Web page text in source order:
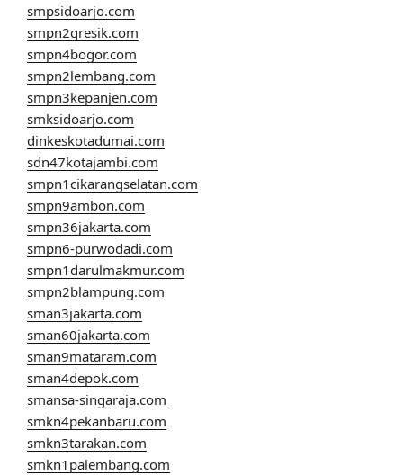
smpsidoarjo.com
smpn2gresik.com
smpn4bogor.com
smpn2lembang.com
smpn3kepanjen.com
smksidoarjo.com
dinkeskotadumai.com
sdn47kotajambi.com
smpn1cikarangselatan.com
smpn9ambon.com
smpn36jakarta.com
smpn6-purwodadi.com
smpn1darulmakmur.com
smpn2blampung.com
sman3jakarta.com
sman60jakarta.com
sman9mataram.com
sman4depok.com
smansa-singaraja.com
smkn4pekanbaru.com
smkn3tarakan.com
smkn1palembang.com